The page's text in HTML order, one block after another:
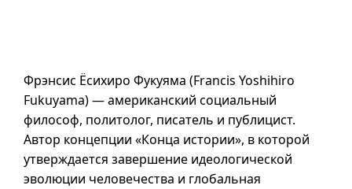
Фрэнсис Ёсихиро Фукуяма (Francis Yoshihiro
Fukuyama) — американский социальный
философ, политолог, писатель и публицист.
Автор концепции «Конца истории», в которой
утверждается завершение идеологической
эволюции человечества и глобальная